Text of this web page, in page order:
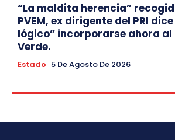
“La maldita herencia”
PVEM, ex dirigente del PRI
lógico” incorporarse ahora
Verde.
Estado 5 De Agosto De 2026